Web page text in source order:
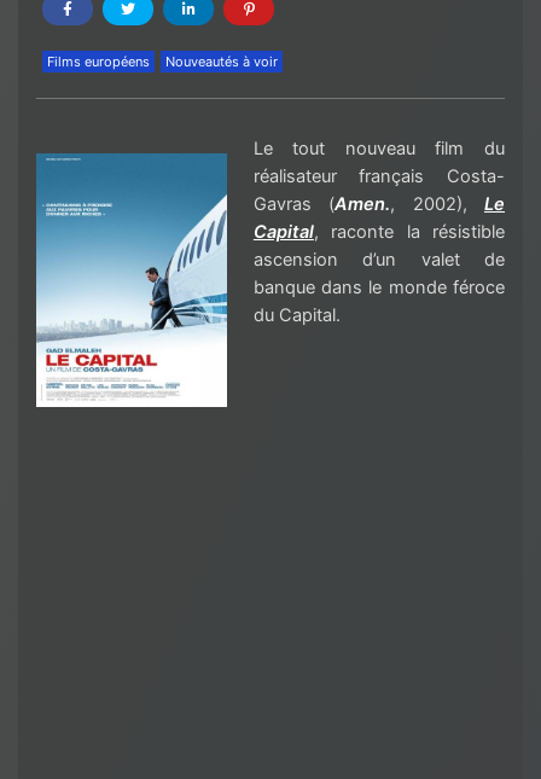
Films européens Nouveautés à voir
Le tout nouveau film du
réalisateur français Costa-
Gavras (Amen., 2002), Le
Capital, raconte la résistible
ascension d’un valet de
banque dans le monde féroce
du Capital.